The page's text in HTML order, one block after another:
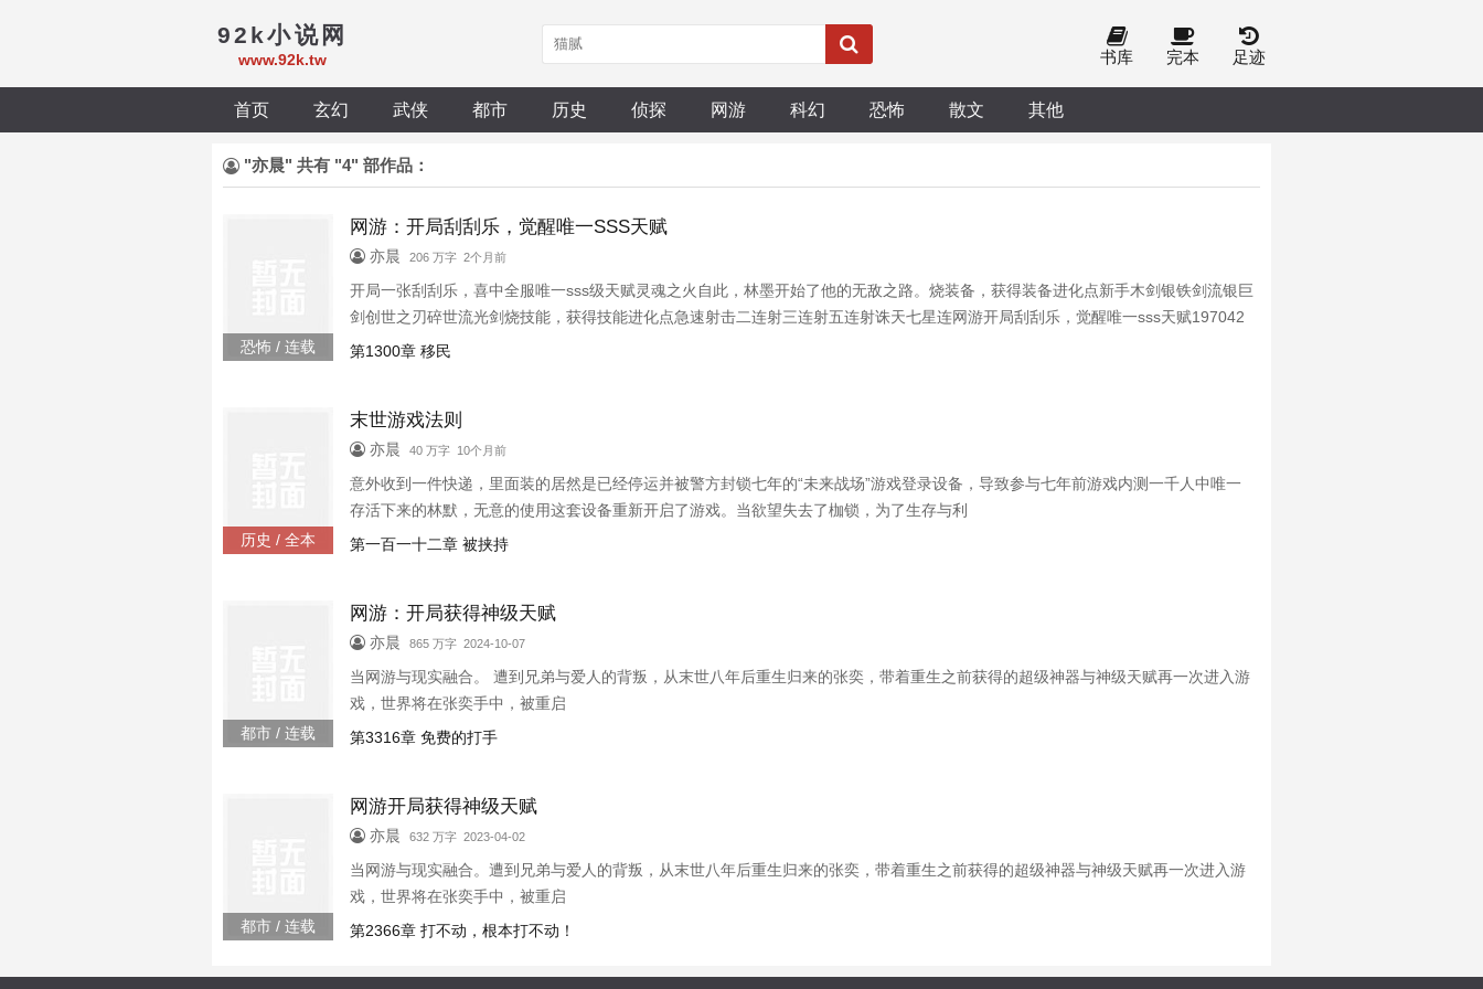
92k小说网
www.92k.tw 书库 完本 足迹
首页 玄幻 武侠 都市 历史 侦探 网游 科幻 恐怖 散文 其他
"亦晨" 共有 "4" 部作品：
恐怖 / 连载
网游：开局刮刮乐，觉醒唯一SSS天赋
亦晨 206 万字 2个月前
开局一张刮刮乐，喜中全服唯一sss级天赋灵魂之火自此，林墨开始了他的无敌之路。烧装备，获得装备进化点新手木剑银铁剑流银巨
剑创世之刃碎世流光剑烧技能，获得技能进化点急速射击二连射三连射五连射诛天七星连网游开局刮刮乐，觉醒唯一sss天赋197042
第1300章 移民
历史 / 全本
末世游戏法则
亦晨 40 万字 10个月前
意外收到一件快递，里面装的居然是已经停运并被警方封锁七年的“未来战场”游戏登录设备，导致参与七年前游戏内测一千人中唯一
存活下来的林默，无意的使用这套设备重新开启了游戏。当欲望失去了枷锁，为了生存与利
第一百一十二章 被挟持
都市 / 连载
网游：开局获得神级天赋
亦晨 865 万字 2024-10-07
当网游与现实融合。 遭到兄弟与爱人的背叛，从末世八年后重生归来的张奕，带着重生之前获得的超级神器与神级天赋再一次进入游
戏，世界将在张奕手中，被重启
第3316章 免费的打手
都市 / 连载
网游开局获得神级天赋
亦晨 632 万字 2023-04-02
当网游与现实融合。遭到兄弟与爱人的背叛，从末世八年后重生归来的张奕，带着重生之前获得的超级神器与神级天赋再一次进入游
戏，世界将在张奕手中，被重启
第2366章 打不动，根本打不动！